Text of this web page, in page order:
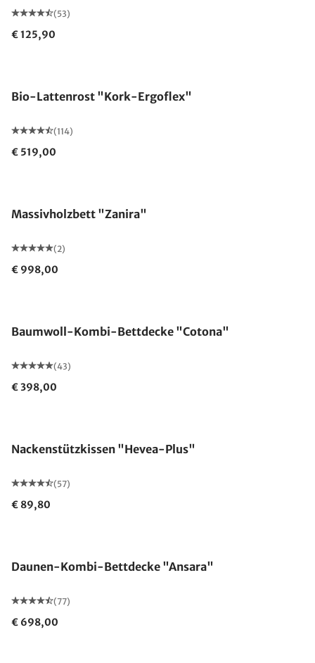
(53)
€ 125,90
Bio-Lattenrost "Kork-Ergoflex"
(114)
€ 519,00
Massivholzbett "Zanira"
(2)
€ 998,00
Baumwoll-Kombi-Bettdecke "Cotona"
(43)
€ 398,00
Nackenstützkissen "Hevea-Plus"
(57)
€ 89,80
Daunen-Kombi-Bettdecke "Ansara"
(77)
€ 698,00